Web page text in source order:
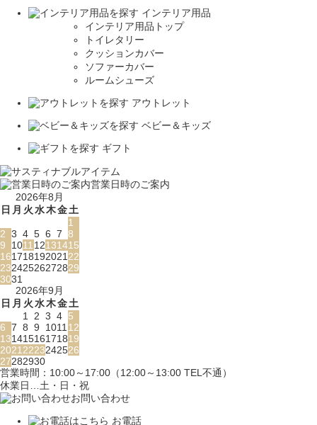
インテリア用品
インテリア用品トップ
トイレタリー
クッションカバー
ソファーカバー
ルームシューズ
アウトレット
ベビー＆キッズ
ギフト
営業日時のご案内
2026年8月
日 月 火水木金土
1
2 3 4 5 6 7 8
9
1011 12131415
161718192021 22
23242526272829
3031
2026年9月
日 月 火水木金土
1
2 3 4 5
6 7 8 9 1011 12
13141516171819
2021 2223242526
27282930
営業時間：10:00～17:00（12:00～13:00 TEL不通）
休業日…土・日・祝
お問い合わせ
お電話